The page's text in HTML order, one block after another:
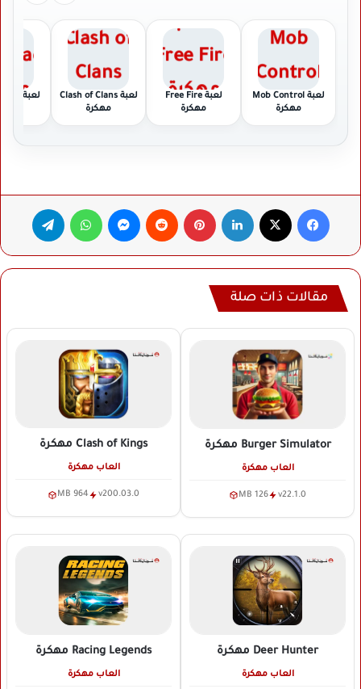
لعبة Mob Control
مهكرة
لعبة Free Fire
مهكرة
لعبة Clash of Clans
مهكرة
فيسبوك لينكدإن بينتيريست ماسنجر واتساب
مقالات ذات صلة
Burger Simulator مهكرة
العاب مهكرة
v22.1.0
126 MB
Clash of Kings مهكرة
العاب مهكرة
v200.03.0
964 MB
Deer Hunter مهكرة
العاب مهكرة
Racing Legends مهكرة
العاب مهكرة